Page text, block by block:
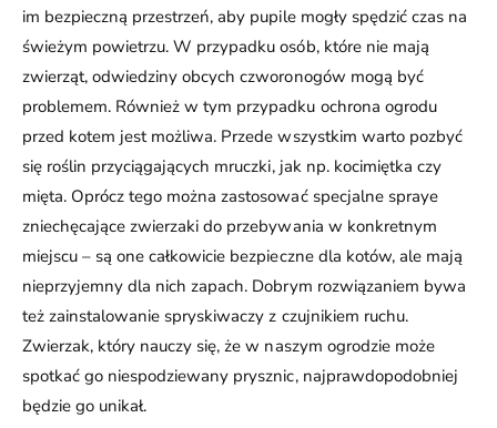
im bezpieczną przestrzeń, aby pupile mogły spędzić czas na
świeżym powietrzu. W przypadku osób, które nie mają
zwierząt, odwiedziny obcych czworonogów mogą być
problemem. Również w tym przypadku ochrona ogrodu
przed kotem jest możliwa. Przede wszystkim warto pozbyć
się roślin przyciągających mruczki, jak np. kocimiętka czy
mięta. Oprócz tego można zastosować specjalne spraye
zniechęcające zwierzaki do przebywania w konkretnym
miejscu – są one całkowicie bezpieczne dla kotów, ale mają
nieprzyjemny dla nich zapach. Dobrym rozwiązaniem bywa
też zainstalowanie spryskiwaczy z czujnikiem ruchu.
Zwierzak, który nauczy się, że w naszym ogrodzie może
spotkać go niespodziewany prysznic, najprawdopodobniej
będzie go unikał.